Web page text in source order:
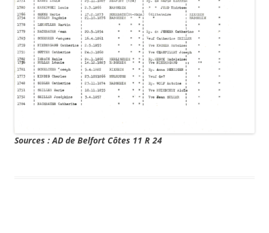
Sources : AD de Belfort Côtes 11 R 24